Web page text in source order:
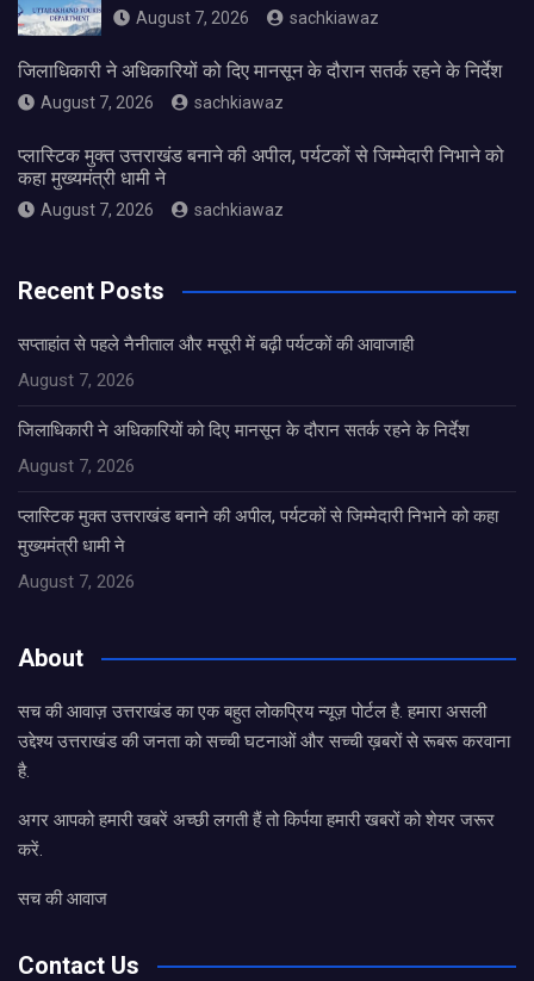
August 7, 2026 sachkiawaz
जिलाधिकारी ने अधिकारियों को दिए मानसून के दौरान सतर्क रहने के निर्देश
August 7, 2026 sachkiawaz
प्लास्टिक मुक्त उत्तराखंड बनाने की अपील, पर्यटकों से जिम्मेदारी निभाने को
कहा मुख्यमंत्री धामी ने
August 7, 2026 sachkiawaz
Recent Posts
सप्ताहांत से पहले नैनीताल और मसूरी में बढ़ी पर्यटकों की आवाजाही
August 7, 2026
जिलाधिकारी ने अधिकारियों को दिए मानसून के दौरान सतर्क रहने के निर्देश
August 7, 2026
प्लास्टिक मुक्त उत्तराखंड बनाने की अपील, पर्यटकों से जिम्मेदारी निभाने को कहा
मुख्यमंत्री धामी ने
August 7, 2026
About
सच की आवाज़ उत्तराखंड का एक बहुत लोकप्रिय न्यूज़ पोर्टल है. हमारा असली
उद्देश्य उत्तराखंड की जनता को सच्ची घटनाओं और सच्ची ख़बरों से रूबरू करवाना
है.
अगर आपको हमारी खबरें अच्छी लगती हैं तो किर्पया हमारी खबरों को शेयर जरूर
करें.
सच की आवाज
Contact Us